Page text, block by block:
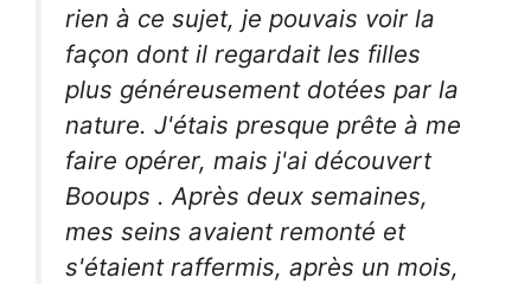
rien à ce sujet, je pouvais voir la
façon dont il regardait les filles
plus généreusement dotées par la
nature. J'étais presque prête à me
faire opérer, mais j'ai découvert
Booups . Après deux semaines,
mes seins avaient remonté et
s'étaient raffermis, après un mois,